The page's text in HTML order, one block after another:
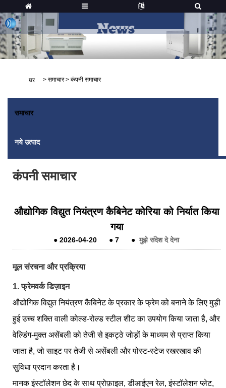
घर > समाचार > कंपनी समाचार
समाचार
नये उत्पाद
कंपनी समाचार
औद्योगिक विद्युत नियंत्रण कैबिनेट कोरिया को निर्यात किया
गया
● 2026-04-20 ● 7 ● मुझे संदेश दे देना
मूल संरचना और प्रक्रिया
1. फ्रेमवर्क डिज़ाइन
औद्योगिक विद्युत नियंत्रण कैबिनेट के प्रकार के फ्रेम को बनाने के लिए मुड़ी
हुई उच्च शक्ति वाली कोल्ड-रोल्ड स्टील शीट का उपयोग किया जाता है, और
वेल्डिंग-मुक्त असेंबली को तेजी से इकट्ठे जोड़ों के माध्यम से प्राप्त किया
जाता है, जो साइट पर तेजी से असेंबली और पोस्ट-स्टेज रखरखाव की
सुविधा प्रदान करता है।
मानक इंस्टॉलेशन छेद के साथ प्रोफ़ाइल, डीआईएन रेल, इंस्टॉलेशन प्लेट,